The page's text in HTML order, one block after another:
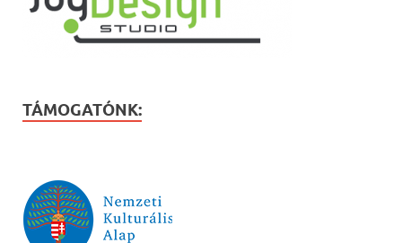
TÁMOGATÓNK: